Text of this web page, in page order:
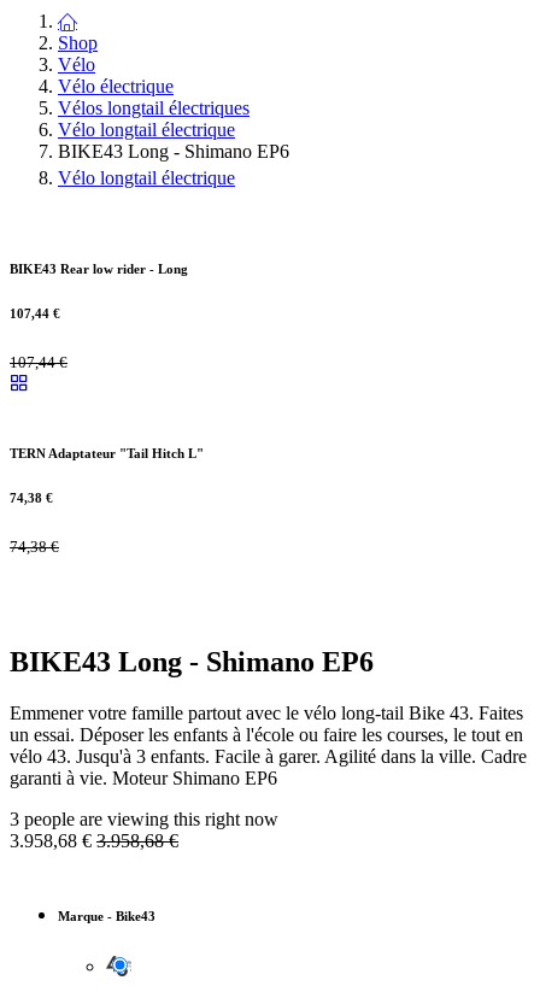
Shop
Vélo
Vélo électrique
Vélos longtail électriques
Vélo longtail électrique
BIKE43 Long - Shimano EP6
Vélo longtail électrique
BIKE43 Rear low rider - Long
107,44 €
107,44€
TERN Adaptateur "Tail Hitch L"
74,38 €
74,38€
BIKE43 Long - Shimano EP6
Emmener votre famille partout avec le vélo long-tail Bike 43. Faites
un essai. Déposer les enfants à l'école ou faire les courses, le tout en
vélo 43. Jusqu'à 3 enfants. Facile à garer. Agilité dans la ville. Cadre
garanti à vie. Moteur Shimano EP6
3 people are viewing this right now
3.958,68 € 3.958,68€
Marque - Bike43